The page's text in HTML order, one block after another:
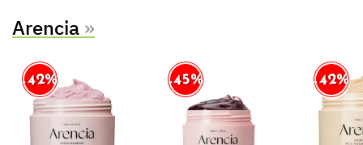
Arencia »
-42% -45% -42%